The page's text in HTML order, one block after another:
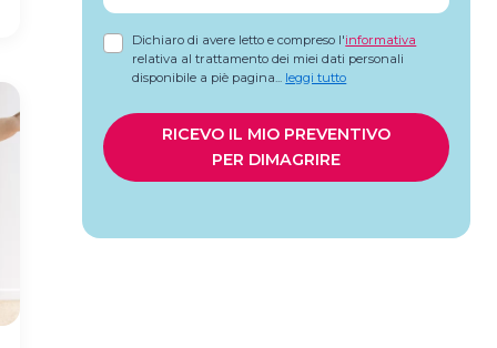
Dichiaro di avere letto e compreso l'informativa
relativa al trattamento dei miei dati personali
disponibile a piè pagina
leggi tutto
RICEVO IL MIO PREVENTIVO
PER DIMAGRIRE